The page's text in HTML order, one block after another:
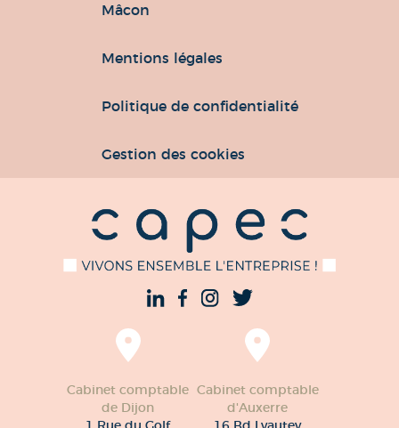
Mâcon
Mentions légales
Politique de confidentialité
Gestion des cookies
Cabinet comptable
de Dijon
Cabinet comptable
d'Auxerre